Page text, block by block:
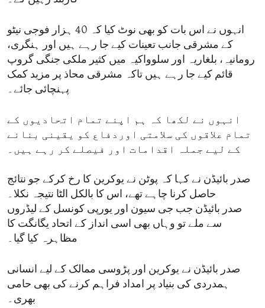
انہوں نے اس بات کو بھی نوٹ کیا کہ 40 ہزار فوجی نیٹو
کے مشرقی جانب تعینات کیے جا رہے ہیں اور ہنگری،
رومانیہ، بلغاریہ اور سلوواکیہ میں کثیر ملکی جنگی گروپ
قائم کیے جا رہے ہیں تاکہ مشرقی محاذ پر مزید کمک
پہنچائی جائے۔
انہوں نے لکھا کہ ہم اپنے تمام اتحادیوں کے
تمام علاقوں کی سلامتی اوردفاع کو یقینی بنانے
کے لیے جملہ اقدامات اور فیصلے کر رہے ہیں۔
صدر بائیڈن نے کہا کہ پوٹن نے یوکرین کا رخ کرکے جو نتائج
حاصل کرنا چاہے تھے، اس کا بالکل الٹا نتیجہ نکلا۔
صدر بائیڈن جب جی سیون اور یورپی کونسل کے لیڈروں
سے ملے تو وہاں بھی اسی انداز کے اتحاد یگانگت کا
مظاہرہ کیا گیا۔
صدر بائیڈن نے یوکرین اور پڑوسی ممالک کے لیے انسانی
ہمدردی کی بنیاد پر امداد فراہم کرنے کی بھی حامی
بھری۔